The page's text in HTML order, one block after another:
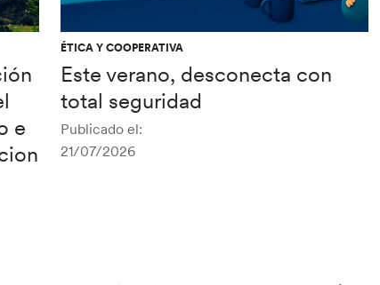
e
ÉTICA Y COOPERATIVA
Este verano, desconecta con
total seguridad
Publicado el:
21/07/2026